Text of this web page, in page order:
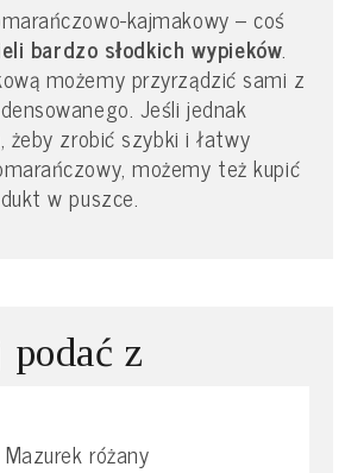
kajmakowy – coś
bardzo słodkich wypieków.
możemy przyrządzić sami z
Jeśli jednak
żeby zrobić szybki i łatwy
możemy też kupić
w puszce.
z
Mazurek różany